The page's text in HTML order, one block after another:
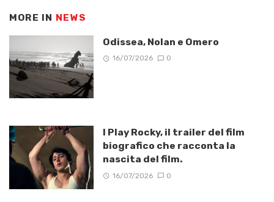
MORE IN NEWS
Odissea, Nolan e Omero
16/07/2026 0
I Play Rocky, il trailer del film
biografico che racconta la
nascita del film.
16/07/2026 0